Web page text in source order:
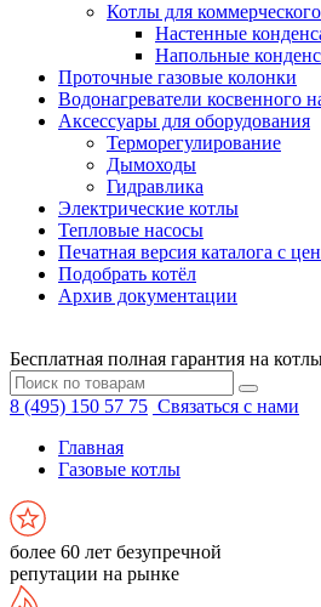
Котлы для
Настенные
Напольные
Проточные газовые колонки
Водонагреватели косвенного
Аксессуары для оборудования
Терморегулирование
Дымоходы
Гидравлика
Электрические котлы
Тепловые насосы
Печатная версия каталога с
Подобрать котёл
Архив документации
Бесплатная полная гарантия на
8 (495) 150 57 75 Связаться с нами
Главная
Газовые котлы
более 60 лет безупречной
репутации на рынке